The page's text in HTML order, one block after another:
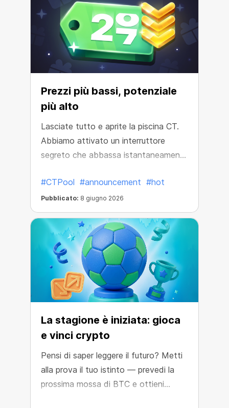
Prezzi più bassi, potenziale
più alto
Lasciate tutto e aprite la piscina CT.
Abbiamo attivato un interruttore
segreto che abbassa istantaneamente
#CTPool #announcement #hot
Pubblicato: 8 giugno 2026
La stagione è iniziata: gioca
e vinci crypto
Pensi di saper leggere il futuro? Metti
alla prova il tuo istinto — prevedi la
prossima mossa di BTC e ottieni